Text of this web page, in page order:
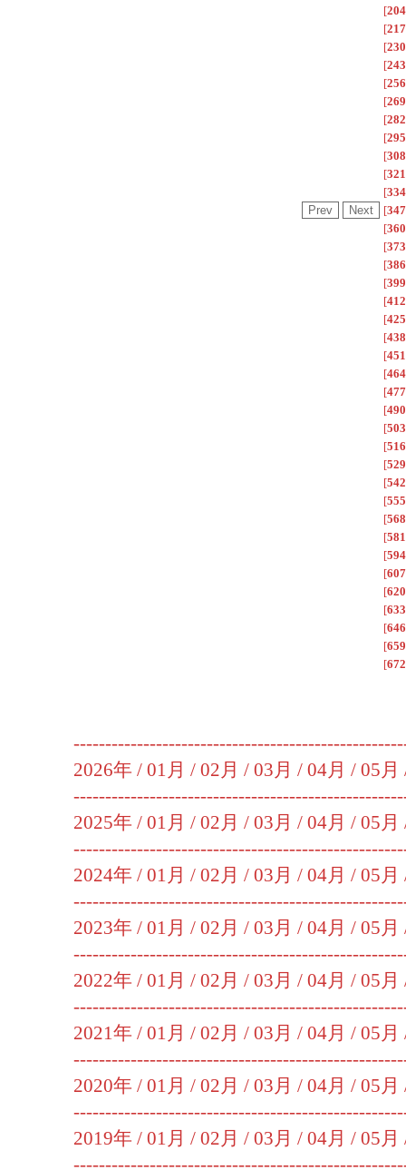
[204
[217
[230
[243
[256
[269
[282
[295
[308
[321
[334
[347
[360
[373
[386
[399
[412
[425
[438
[451
[464
[477
[490
[503
[516
[529
[542
[555
[568
[581
[594
[607
[620
[633
[646
[659
[672
2026年 / 01月 / 02月 / 03月 / 04月 / 05月
2025年 / 01月 / 02月 / 03月 / 04月 / 05月
2024年 / 01月 / 02月 / 03月 / 04月 / 05月
2023年 / 01月 / 02月 / 03月 / 04月 / 05月
2022年 / 01月 / 02月 / 03月 / 04月 / 05月
2021年 / 01月 / 02月 / 03月 / 04月 / 05月
2020年 / 01月 / 02月 / 03月 / 04月 / 05月
2019年 / 01月 / 02月 / 03月 / 04月 / 05月